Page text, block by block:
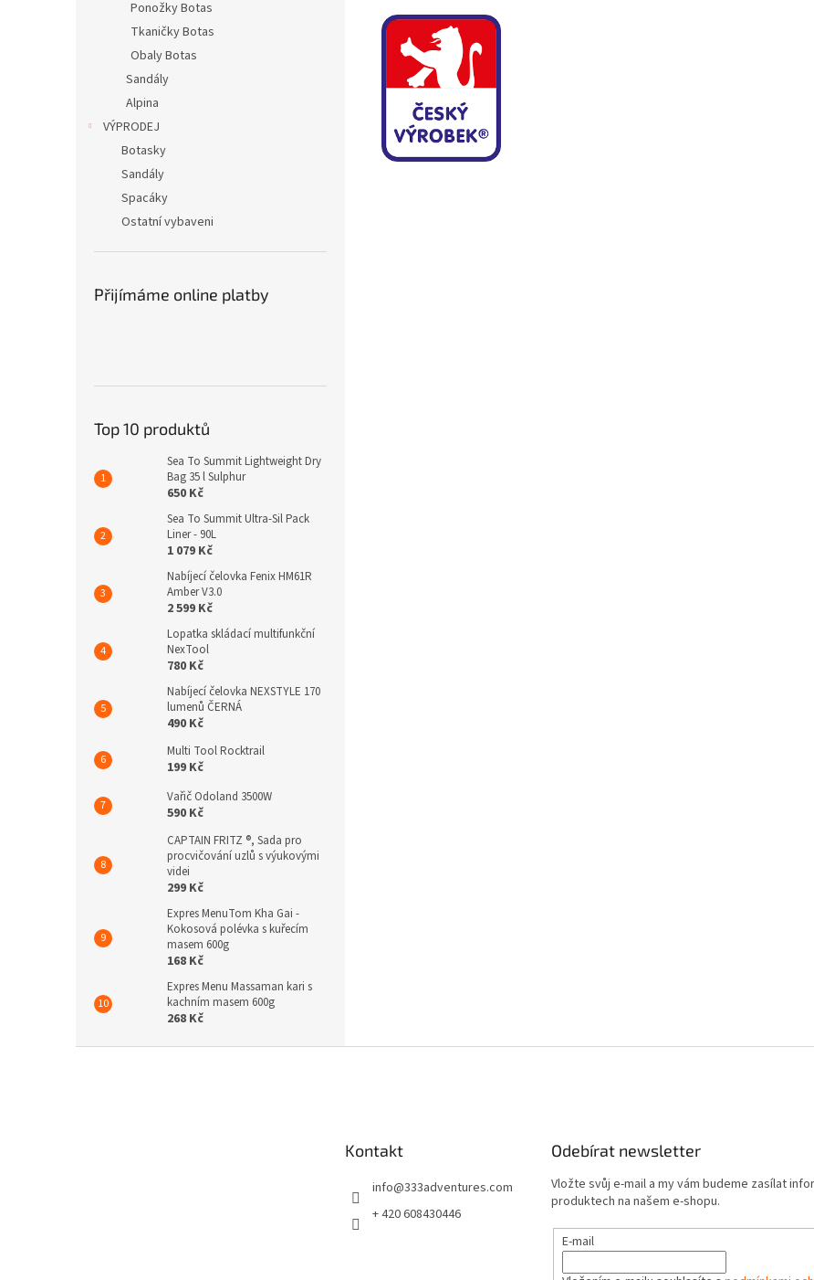
Ponožky Botas
Tkaničky Botas
Obaly Botas
Sandály
Alpina
VÝPRODEJ
Botasky
Sandály
Spacáky
Ostatní vybaveni
Přijímáme online platby
Top 10 produktů
Sea To Summit Lightweight Dry
Bag 35 l Sulphur
650 Kč
Sea To Summit Ultra-Sil Pack
Liner - 90L
1 079 Kč
Nabíjecí čelovka Fenix HM61R
Amber V3.0
2 599 Kč
Lopatka skládací multifunkční
NexTool
780 Kč
Nabíjecí čelovka NEXSTYLE 170
lumenů ČERNÁ
490 Kč
Multi Tool Rocktrail
199 Kč
Vařič Odoland 3500W
590 Kč
CAPTAIN FRITZ ®, Sada pro
procvičování uzlů s výukovými
videi
299 Kč
Expres MenuTom Kha Gai -
Kokosová polévka s kuřecím
masem 600g
168 Kč
Expres Menu Massaman kari s
kachním masem 600g
268 Kč
Kontakt
info@333adventures.com
+ 420 608430446
Odebírat newsletter
Vložte svůj e-mail a my vám budeme zasílat
produktech na našem e-shopu.
E-mail